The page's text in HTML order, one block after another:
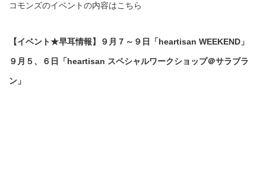
コモンズのイベントの内容はこちら
【イベント★早耳情報】９月７～９日「heartisan WEEKEND」
９月５、６日「heartisan スペシャルワークショップ＠サラブラ
ン」